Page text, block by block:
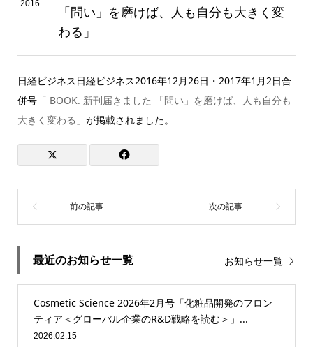
2016
「問い」を磨けば、人も自分も大きく変
わる」
日経ビジネス日経ビジネス2016年12月26日・2017年1月2日合
併号「 BOOK. 新刊届きました 「問い」を磨けば、人も自分も
大きく変わる 」が掲載されました。
最近のお知らせ一覧 お知らせ一覧
Cosmetic Science 2026年2月号「化粧品開発のフロン
ティア＜グローバル企業のR&D戦略を読む＞」...
2026.02.15